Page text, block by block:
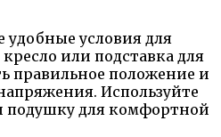
удобные условия для
или подставка для
правильное положение и
Используйте
подушку для комфортной